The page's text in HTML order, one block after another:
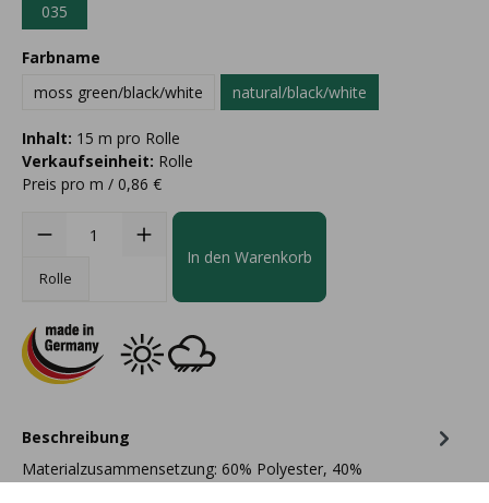
035
Farbname
moss green/black/white
natural/black/white
Inhalt: 15 m pro Rolle
Verkaufseinheit: Rolle
Preis pro m / 0,86 €
Rolle
In den Warenkorb
Beschreibung
Materialzusammensetzung: 60% Polyester, 40%